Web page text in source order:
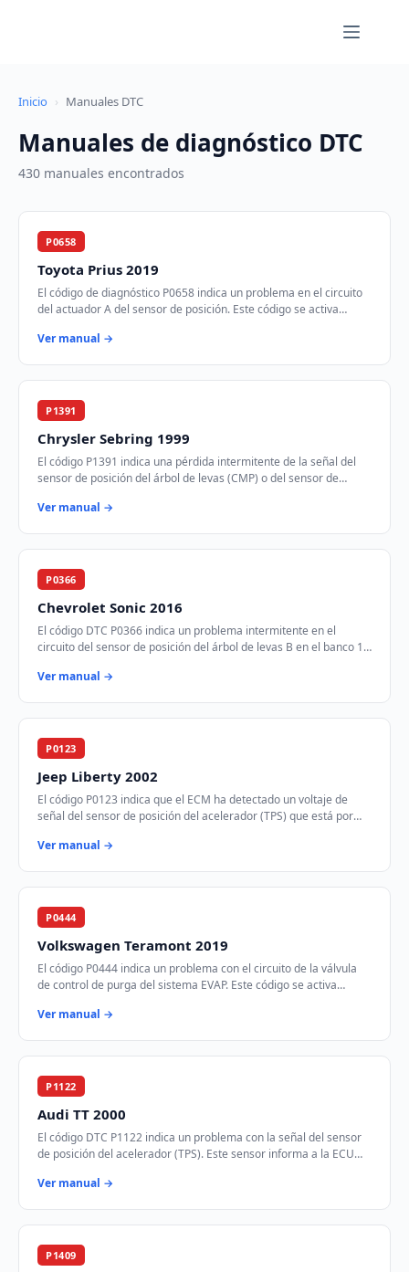
Inicio › Manuales DTC
Manuales de diagnóstico DTC
430 manuales encontrados
P0658
Toyota Prius 2019
El código de diagnóstico P0658 indica un problema en el circuito
del actuador A del sensor de posición. Este código se activa
Ver manual →
P1391
Chrysler Sebring 1999
El código P1391 indica una pérdida intermitente de la señal del
sensor de posición del árbol de levas (CMP) o del sensor de
Ver manual →
P0366
Chevrolet Sonic 2016
El código DTC P0366 indica un problema intermitente en el
circuito del sensor de posición del árbol de levas B en el banco 1.
Ver manual →
P0123
Jeep Liberty 2002
El código P0123 indica que el ECM ha detectado un voltaje de
señal del sensor de posición del acelerador (TPS) que está por
Ver manual →
P0444
Volkswagen Teramont 2019
El código P0444 indica un problema con el circuito de la válvula
de control de purga del sistema EVAP. Este código se activa
Ver manual →
P1122
Audi TT 2000
El código DTC P1122 indica un problema con la señal del sensor
de posición del acelerador (TPS). Este sensor informa a la ECU
Ver manual →
P1409